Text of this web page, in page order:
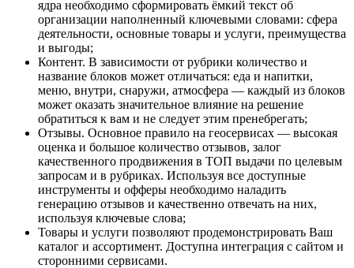
ядра необходимо сформировать ёмкий текст об
организации наполненный ключевыми словами: сфера
деятельности, основные товары и услуги, преимущества
и выгоды;
Контент. В зависимости от рубрики количество и
название блоков может отличаться: еда и напитки,
меню, внутри, снаружи, атмосфера — каждый из блоков
может оказать значительное влияние на решение
обратиться к вам и не следует этим пренебрегать;
Отзывы. Основное правило на геосервисах — высокая
оценка и большое количество отзывов, залог
качественного продвижения в ТОП выдачи по целевым
запросам и в рубриках. Используя все доступные
инструменты и офферы необходимо наладить
генерацию отзывов и качественно отвечать на них,
используя ключевые слова;
Товары и услуги позволяют продемонстрировать Ваш
каталог и ассортимент. Доступна интеграция с сайтом и
сторонними сервисами.